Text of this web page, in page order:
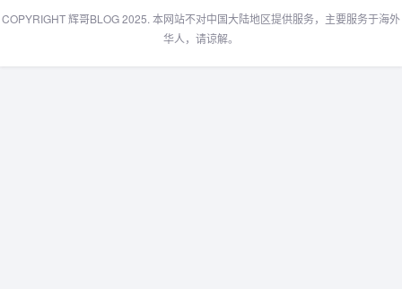
COPYRIGHT 辉哥BLOG 2025. 本网站不对中国大陆地区提供服务，主要服务于海外
华人，请谅解。